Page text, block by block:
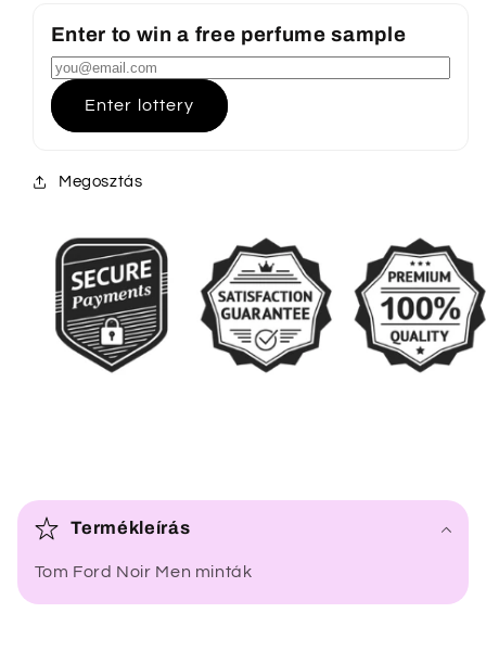
Enter to win a free perfume sample
Enter lottery
Megosztás
s
e
Termékleírás
Tom Ford Noir Men minták